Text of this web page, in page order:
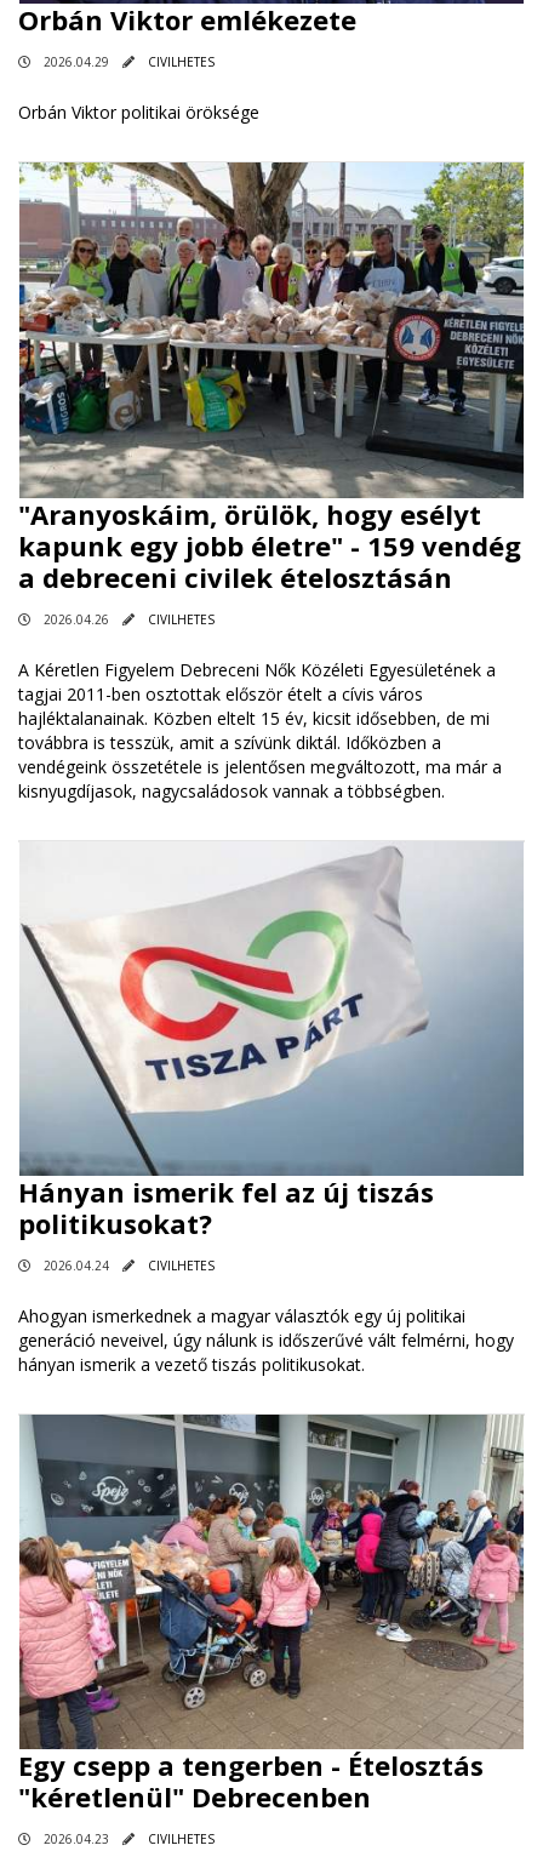
Orbán Viktor emlékezete
2026.04.29 CIVILHETES
Orbán Viktor politikai öröksége
"Aranyoskáim, örülök, hogy esélyt
kapunk egy jobb életre" - 159 vendég
a debreceni civilek ételosztásán
2026.04.26 CIVILHETES
A Kéretlen Figyelem Debreceni Nők Közéleti Egyesületének a
tagjai 2011-ben osztottak először ételt a cívis város
hajléktalanainak. Közben eltelt 15 év, kicsit idősebben, de mi
továbbra is tesszük, amit a szívünk diktál. Időközben a
vendégeink összetétele is jelentősen megváltozott, ma már a
kisnyugdíjasok, nagycsaládosok vannak a többségben.
Hányan ismerik fel az új tiszás
politikusokat?
2026.04.24 CIVILHETES
Ahogyan ismerkednek a magyar választók egy új politikai
generáció neveivel, úgy nálunk is időszerűvé vált felmérni, hogy
hányan ismerik a vezető tiszás politikusokat.
Egy csepp a tengerben - Ételosztás
"kéretlenül" Debrecenben
2026.04.23 CIVILHETES